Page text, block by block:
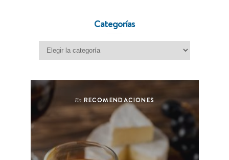
Categorías
Categorías
En RECOMENDACIONES